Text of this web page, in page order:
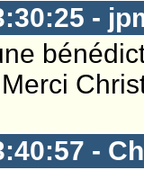
-
-